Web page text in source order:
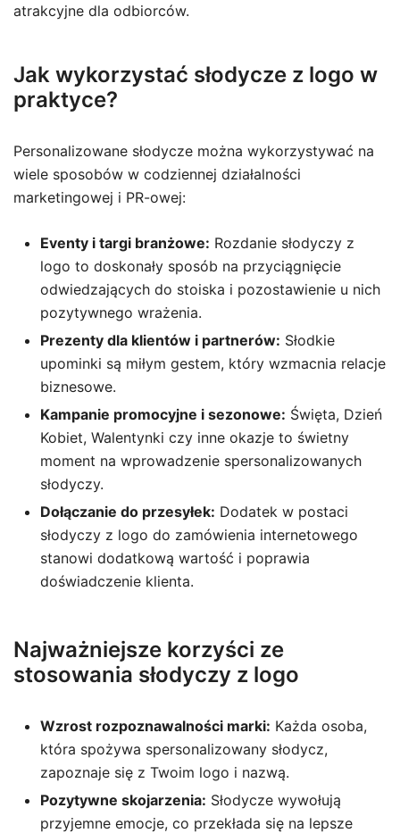
atrakcyjne dla odbiorców.
Jak wykorzystać słodycze z logo w
praktyce?
Personalizowane słodycze można wykorzystywać na
wiele sposobów w codziennej działalności
marketingowej i PR-owej:
Eventy i targi branżowe: Rozdanie słodyczy z
logo to doskonały sposób na przyciągnięcie
odwiedzających do stoiska i pozostawienie u nich
pozytywnego wrażenia.
Prezenty dla klientów i partnerów: Słodkie
upominki są miłym gestem, który wzmacnia relacje
biznesowe.
Kampanie promocyjne i sezonowe: Święta, Dzień
Kobiet, Walentynki czy inne okazje to świetny
moment na wprowadzenie spersonalizowanych
słodyczy.
Dołączanie do przesyłek: Dodatek w postaci
słodyczy z logo do zamówienia internetowego
stanowi dodatkową wartość i poprawia
doświadczenie klienta.
Najważniejsze korzyści ze
stosowania słodyczy z logo
Wzrost rozpoznawalności marki: Każda osoba,
która spożywa spersonalizowany słodycz,
zapoznaje się z Twoim logo i nazwą.
Pozytywne skojarzenia: Słodycze wywołują
przyjemne emocje, co przekłada się na lepsze